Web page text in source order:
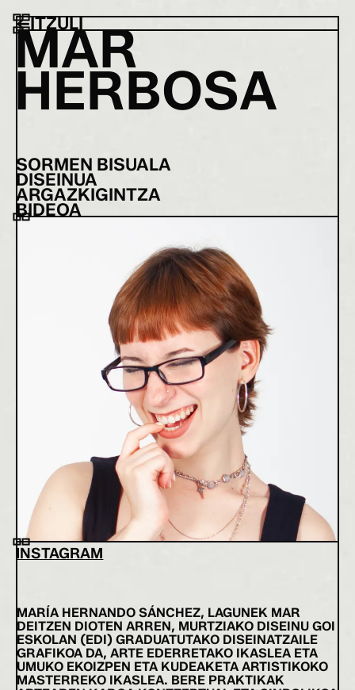
←ITZULI
MAR
HERBOSA
SORMEN BISUALA
DISEINUA
ARGAZKIGINTZA
BIDEOA
INSTAGRAM
MARÍA HERNANDO SÁNCHEZ, LAGUNEK MAR
DEITZEN DIOTEN ARREN, MURTZIAKO DISEINU GOI
ESKOLAN (EDI) GRADUATUTAKO DISEINATZAILE
GRAFIKOA DA, ARTE EDERRETAKO IKASLEA ETA
UMUKO EKOIZPEN ETA KUDEAKETA ARTISTIKOKO
MASTERREKO IKASLEA. BERE PRAKTIKAK